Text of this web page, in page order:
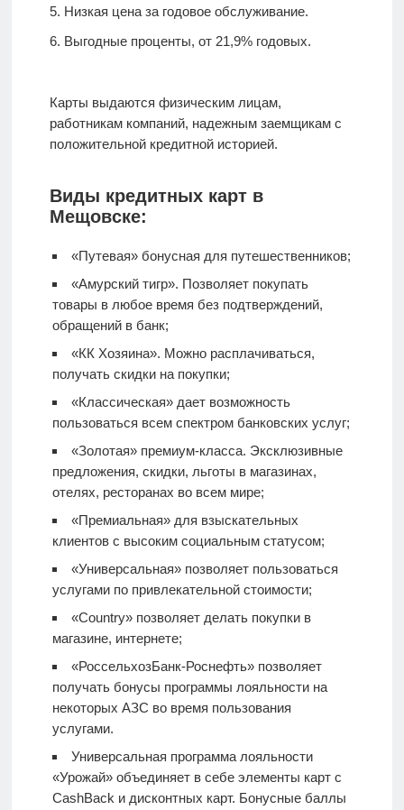
Низкая цена за годовое обслуживание.
Выгодные проценты, от 21,9% годовых.
Карты выдаются физическим лицам,
работникам компаний, надежным заемщикам с
положительной кредитной историей.
Виды кредитных карт в
Мещовске:
«Путевая» бонусная для путешественников;
«Амурский тигр». Позволяет покупать
товары в любое время без подтверждений,
обращений в банк;
«КК Хозяина». Можно расплачиваться,
получать скидки на покупки;
«Классическая» дает возможность
пользоваться всем спектром банковских услуг;
«Золотая» премиум-класса. Эксклюзивные
предложения, скидки, льготы в магазинах,
отелях, ресторанах во всем мире;
«Премиальная» для взыскательных
клиентов с высоким социальным статусом;
«Универсальная» позволяет пользоваться
услугами по привлекательной стоимости;
«Country» позволяет делать покупки в
магазине, интернете;
«РоссельхозБанк-Роснефть» позволяет
получать бонусы программы лояльности на
некоторых АЗС во время пользования
услугами.
Универсальная программа лояльности
«Урожай» объединяет в себе элементы карт с
CashBack и дисконтных карт. Бонусные баллы